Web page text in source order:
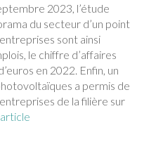
2023, l’étude
du secteur d’un point
sont ainsi
le chiffre d’affaires
en 2022. Enfin, un
a permis de
de la filière sur